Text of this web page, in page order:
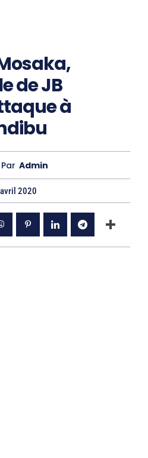
de JB
à
Par Admin
2020